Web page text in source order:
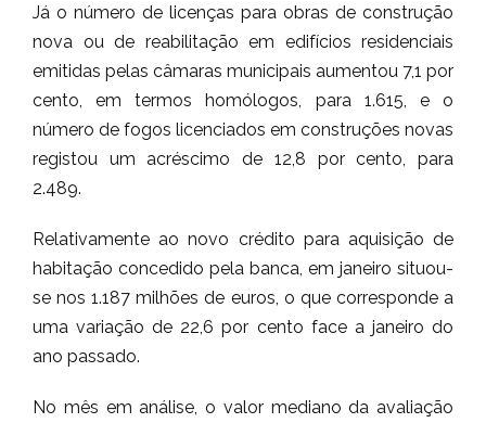
Já o número de licenças para obras de construção
nova ou de reabilitação em edifícios residenciais
emitidas pelas câmaras municipais aumentou 7,1 por
cento, em termos homólogos, para 1.615, e o
número de fogos licenciados em construções novas
registou um acréscimo de 12,8 por cento, para
2.489.
Relativamente ao novo crédito para aquisição de
habitação concedido pela banca, em janeiro situou-
se nos 1.187 milhões de euros, o que corresponde a
uma variação de 22,6 por cento face a janeiro do
ano passado.
No mês em análise, o valor mediano da avaliação